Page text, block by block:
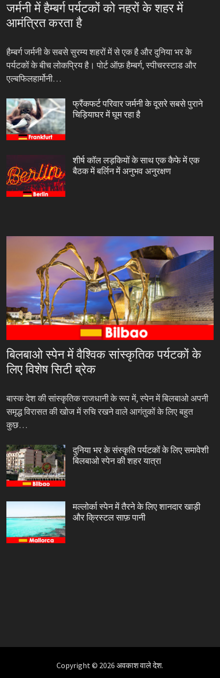
जर्मनी में हैम्बर्ग पर्यटकों को नहरों के शहर में
आमंत्रित करता है
हैम्बर्ग जर्मनी के सबसे सुरम्य शहरों में से एक है और दुनिया भर के
पर्यटकों के बीच लोकप्रिय है। पोर्ट ऑफ़ हैम्बर्ग, स्पीचरस्टाड और
एल्बफिलहार्मोनी…
फ्रैंकफर्ट परिवार जर्मनी के दूसरे सबसे पुराने
चिड़ियाघर में घूम रहा है
शीर्ष कॉल लड़कियों के साथ एक कैफे में एक
बैठक में बर्लिन में अनुभव अनुरक्षण
बिलबाओ स्पेन में वैश्विक सांस्कृतिक पर्यटकों के
लिए विशेष सिटी ब्रेक
बास्क देश की सांस्कृतिक राजधानी के रूप में, स्पेन में बिलबाओ अपनी
समृद्ध विरासत की खोज में रुचि रखने वाले आगंतुकों के लिए बहुत
कुछ…
दुनिया भर के संस्कृति पर्यटकों के लिए समावेशी
बिलबाओ स्पेन की शहर यात्रा
मल्लोर्का स्पेन में तैरने के लिए शानदार खाड़ी
और क्रिस्टल साफ़ पानी
Copyright © 2026अवकाश वाले देश.